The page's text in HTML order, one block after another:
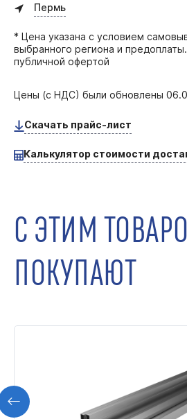
Пермь
* Цена указана с условием
выбранного региона и
публичной офертой
Цены (с НДС) были обновлены
Скачать прайс-лист
Калькулятор стоимости
С ЭТИМ
ПОКУПАЮТ